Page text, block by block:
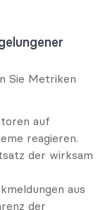
Sie Metriken
auf
reagieren.
der wirksam
aus
der